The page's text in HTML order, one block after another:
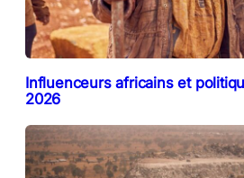
Influenceurs africains et
2026